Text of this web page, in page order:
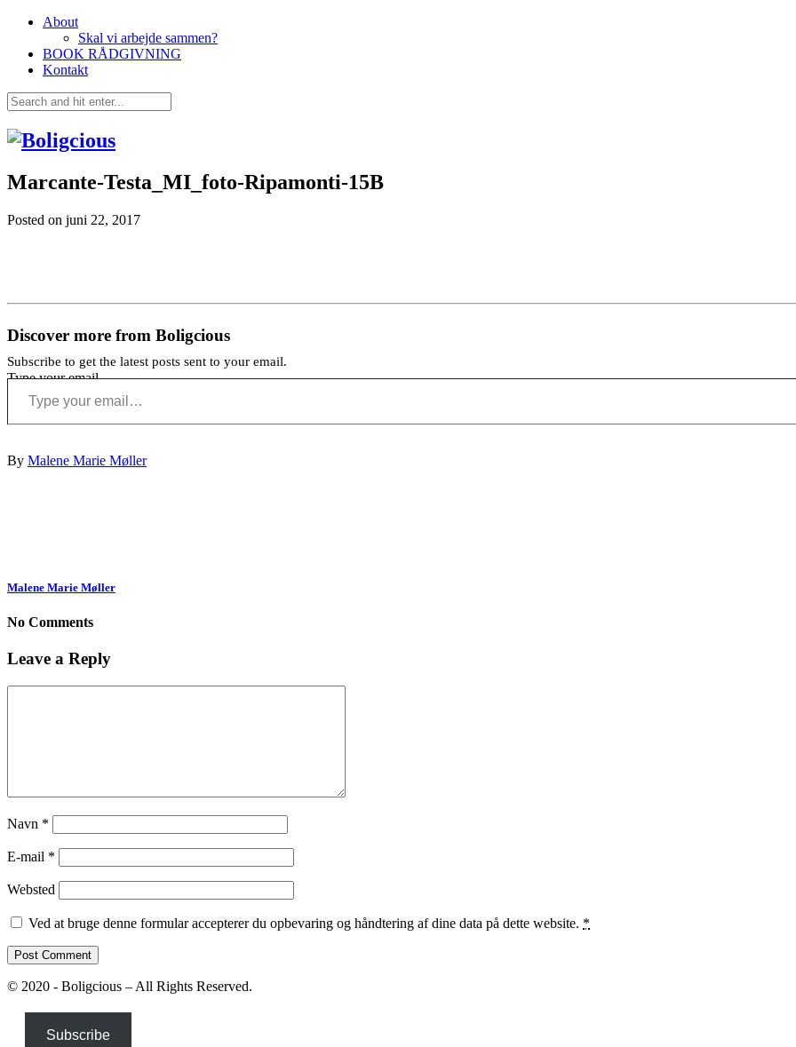
About
Skal vi arbejde sammen?
BOOK RÅDGIVNING
Kontakt
Marcante-Testa_MI_foto-Ripamonti-15B
Posted on juni 22, 2017
Discover more from Boligcious
Subscribe to get the latest posts sent to your email.
Type your email…
By Malene Marie Møller
Malene Marie Møller
No Comments
Leave a Reply
Navn *
E-mail *
Websted
Ved at bruge denne formular accepterer du opbevaring og håndtering af dine data på dette website. *
© 2020 - Boligcious – All Rights Reserved.
Subscribe